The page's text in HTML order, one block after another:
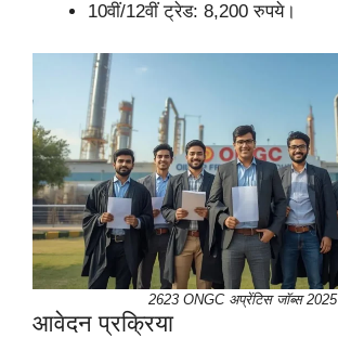
10वीं/12वीं ट्रेड: 8,200 रुपये।
2623 ONGC अप्रेंटिस जॉब्स 2025
आवेदन प्रक्रिया